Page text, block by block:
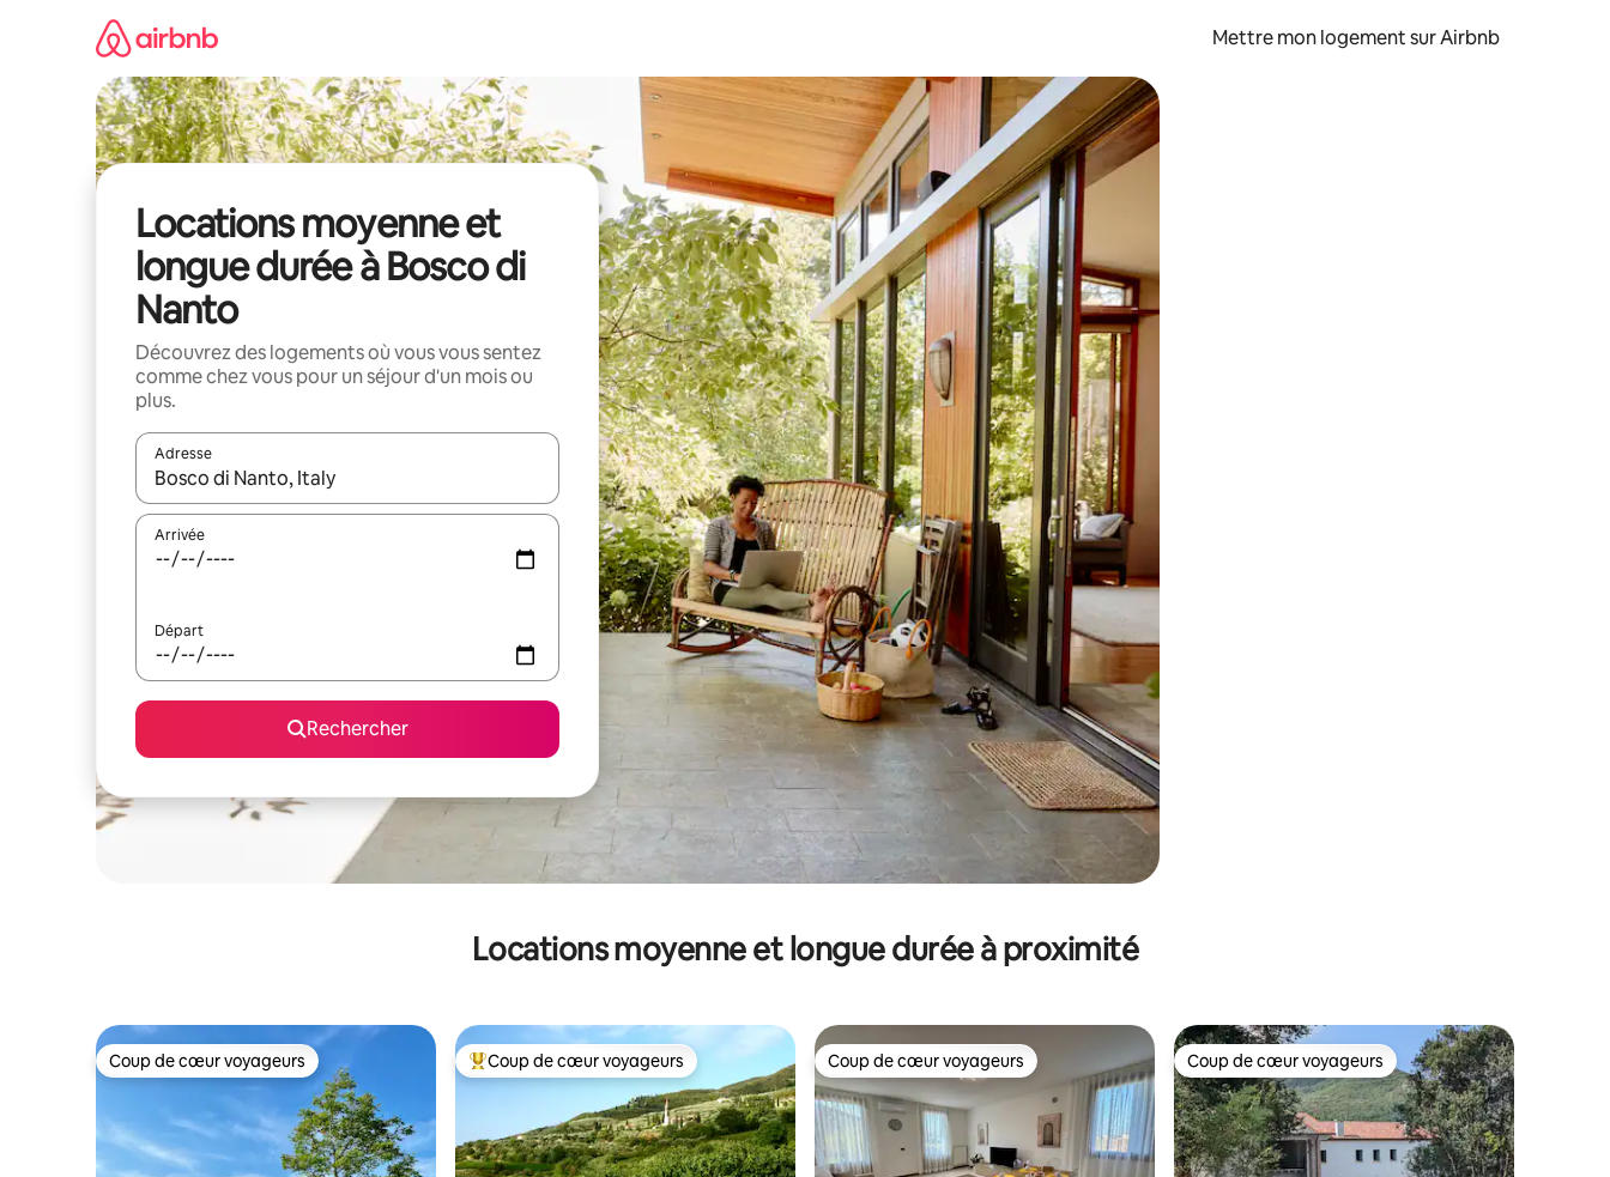
Mettre mon logement sur Airbnb
Locations moyenne et
longue durée à Bosco di
Nanto
Découvrez des logements où vous vous sentez
comme chez vous pour un séjour d'un mois ou
plus.
Adresse
Lorsque les résultats s'affichent, utilisez les flèches vers le haut et vers le bas pour les parcourir ou en appuyant et en faisant glisser.
Arrivée
Départ
Rechercher
Locations moyenne et longue durée à proximité
Coup de cœur voyageurs
Coup de cœur voyageurs Coups de cœur voyageurs les plus appréciés
Coup de cœur voyageurs Coup de cœur voyageurs
Coup de cœur voyageurs Coup de cœur voyageurs
Coup de cœur voyageurs